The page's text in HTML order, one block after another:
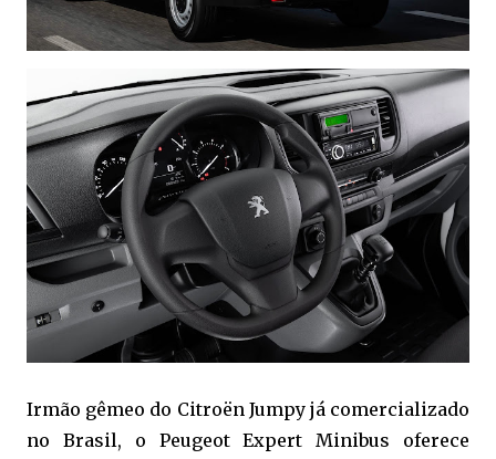
Irmão gêmeo do Citroën Jumpy já comercializado
no Brasil, o Peugeot Expert Minibus oferece